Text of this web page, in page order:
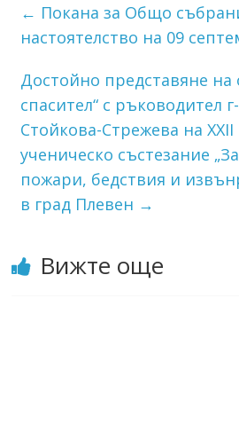
← Покана за Общо
настоятелство на 09
Достойно представяне на
спасител“ с ръководител
Стойкова-Стрежева на
ученическо състезание
пожари, бедствия и
в град Плевен →
Вижте още